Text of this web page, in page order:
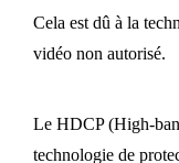
Cela est dû à la
vidéo non autorisé.
Le HDCP (High-
technologie de